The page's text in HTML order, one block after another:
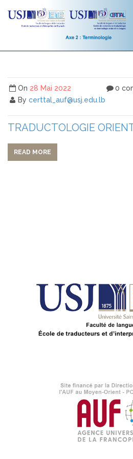
On 28 Mai 2022
By certtal_auf@usj.edu.lb
0
TRADUCTOLOGIE
READ MORE